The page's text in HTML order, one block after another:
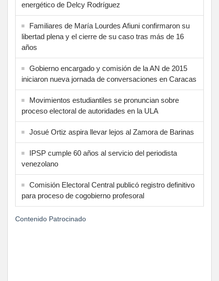
energético de Delcy Rodríguez
Familiares de María Lourdes Afiuni confirmaron su
libertad plena y el cierre de su caso tras más de 16
años
Gobierno encargado y comisión de la AN de 2015
iniciaron nueva jornada de conversaciones en Caracas
Movimientos estudiantiles se pronuncian sobre
proceso electoral de autoridades en la ULA
Josué Ortiz aspira llevar lejos al Zamora de Barinas
IPSP cumple 60 años al servicio del periodista
venezolano
Comisión Electoral Central publicó registro definitivo
para proceso de cogobierno profesoral
Contenido Patrocinado